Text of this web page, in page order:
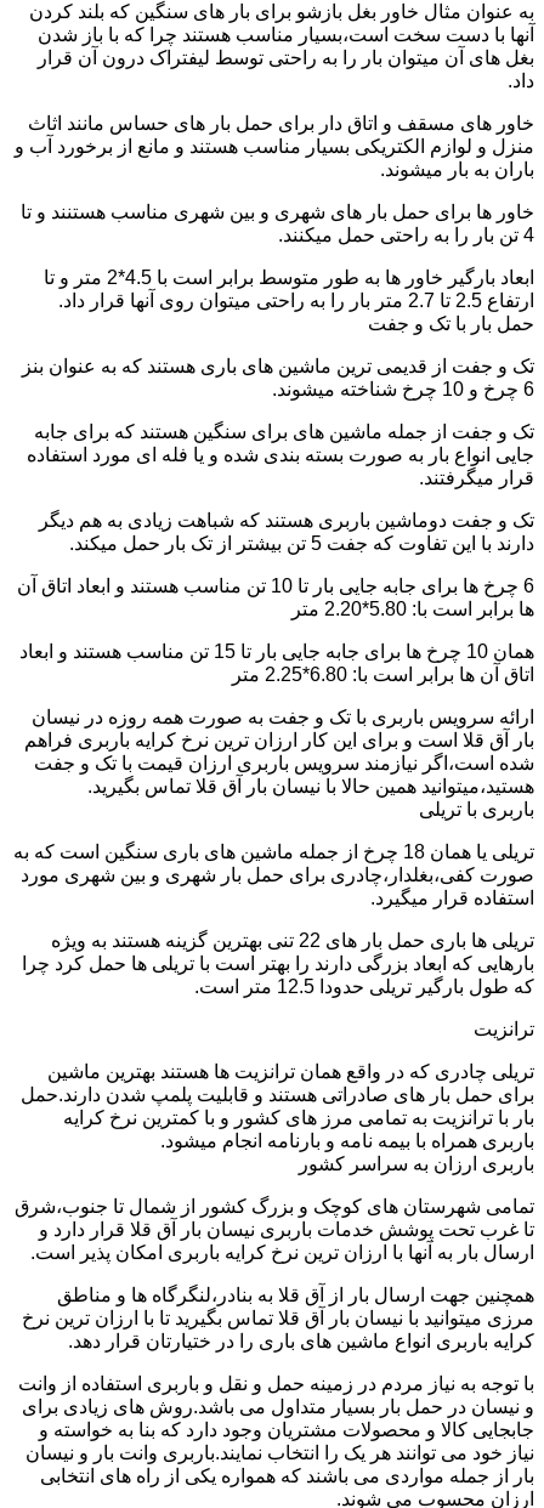
به عنوان مثال خاور بغل بازشو برای بار های سنگین که بلند کردن
آنها با دست سخت است،بسیار مناسب هستند چرا که با باز شدن
بغل های آن میتوان بار را به راحتی توسط لیفتراک درون آن قرار
داد.
خاور های مسقف و اتاق دار برای حمل بار های حساس مانند اثاث
منزل و لوازم الکتریکی بسیار مناسب هستند و مانع از برخورد آب و
باران به بار میشوند.
خاور ها برای حمل بار های شهری و بین شهری مناسب هستنند و تا
4 تن بار را به راحتی حمل میکنند.
ابعاد بارگیر خاور ها به طور متوسط برابر است با 4.5*2 متر و تا
ارتفاع 2.5 تا 2.7 متر بار را به راحتی میتوان روی آنها قرار داد.
حمل بار با تک و جفت
تک و جفت از قدیمی ترین ماشین های باری هستند که به عنوان بنز
6 چرخ و 10 چرخ شناخته میشوند.
تک و جفت از جمله ماشین های برای سنگین هستند که برای جابه
جایی انواع بار به صورت بسته بندی شده و یا فله ای مورد استفاده
قرار میگرفتند.
تک و جفت دوماشین باربری هستند که شباهت زیادی به هم دیگر
دارند با این تفاوت که جفت 5 تن بیشتر از تک بار حمل میکند.
6 چرخ ها برای جابه جایی بار تا 10 تن مناسب هستند و ابعاد اتاق آن
ها برابر است با: 5.80*2.20 متر
همان 10 چرخ ها برای جابه جایی بار تا 15 تن مناسب هستند و ابعاد
اتاق آن ها برابر است با: 6.80*2.25 متر
ارائه سرویس باربری با تک و جفت به صورت همه روزه در نیسان
بار آق قلا است و برای این کار ارزان ترین نرخ کرایه باربری فراهم
شده است،اگر نیازمند سرویس باربری ارزان قیمت با تک و جفت
هستید،میتوانید همین حالا با نیسان بار آق قلا تماس بگیرید.
باربری با تریلی
تریلی یا همان 18 چرخ از جمله ماشین های باری سنگین است که به
صورت کفی،بغلدار،چادری برای حمل بار شهری و بین شهری مورد
استفاده قرار میگیرد.
تریلی ها باری حمل بار های 22 تنی بهترین گزینه هستند به ویژه
بارهایی که ابعاد بزرگی دارند را بهتر است با تریلی ها حمل کرد چرا
که طول بارگیر تریلی حدودا 12.5 متر است.
ترانزیت
تریلی چادری که در واقع همان ترانزیت ها هستند بهترین ماشین
برای حمل بار های صادراتی هستند و قابلیت پلمپ شدن دارند.حمل
بار با ترانزیت به تمامی مرز های کشور و با کمترین نرخ کرایه
باربری همراه با بیمه نامه و بارنامه انجام میشود.
باربری ارزان به سراسر کشور
تمامی شهرستان های کوچک و بزرگ کشور از شمال تا جنوب،شرق
تا غرب تحت پوشش خدمات باربری نیسان بار آق قلا قرار دارد و
ارسال بار به آنها با ارزان ترین نرخ کرایه باربری امکان پذیر است.
همچنین جهت ارسال بار از آق قلا به بنادر،لنگرگاه ها و مناطق
مرزی میتوانید با نیسان بار آق قلا تماس بگیرید تا با ارزان ترین نرخ
کرایه باربری انواع ماشین های باری را در ختیارتان قرار دهد.
با توجه به نیاز مردم در زمینه حمل و نقل و باربری استفاده از وانت
و نیسان در حمل بار بسیار متداول می باشد.روش های زیادی برای
جابجایی کالا و محصولات مشتریان وجود دارد که بنا به خواسته و
نیاز خود می توانند هر یک را انتخاب نمایند.باربری وانت بار و نیسان
بار از جمله مواردی می باشند که همواره یکی از راه های انتخابی
ارزان محسوب می شوند.